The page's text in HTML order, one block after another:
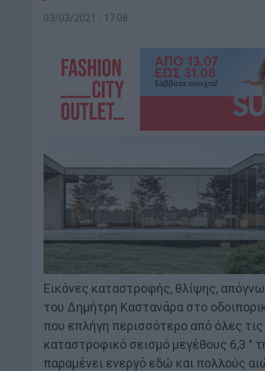
03/03/2021 , 17:08
Εικόνες καταστροφής, θλίψης,
του Δημήτρη Καστανάρα στο
που επλήγη περισσότερο από όλες
καταστροφικό σεισμό μεγέθους 6,3 °
παραμένει ενεργό εδώ και πολλούς